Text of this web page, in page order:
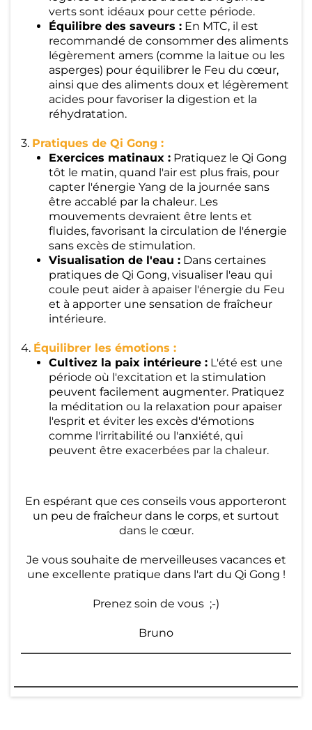
verts sont idéaux pour cette période.
Équilibre des saveurs : En MTC, il est
recommandé de consommer des aliments
légèrement amers (comme la laitue ou les
asperges) pour équilibrer le Feu du cœur,
ainsi que des aliments doux et légèrement
acides pour favoriser la digestion et la
réhydratation.
3. Pratiques de Qi Gong :
Exercices matinaux : Pratiquez le Qi Gong
tôt le matin, quand l'air est plus frais, pour
capter l'énergie Yang de la journée sans
être accablé par la chaleur. Les
mouvements devraient être lents et
fluides, favorisant la circulation de l'énergie
sans excès de stimulation.
Visualisation de l'eau : Dans certaines
pratiques de Qi Gong, visualiser l'eau qui
coule peut aider à apaiser l'énergie du Feu
et à apporter une sensation de fraîcheur
intérieure.
4. Équilibrer les émotions :
Cultivez la paix intérieure : L'été est une
période où l'excitation et la stimulation
peuvent facilement augmenter. Pratiquez
la méditation ou la relaxation pour apaiser
l'esprit et éviter les excès d'émotions
comme l'irritabilité ou l'anxiété, qui
peuvent être exacerbées par la chaleur.
En espérant que ces conseils vous apporteront
un peu de fraîcheur dans le corps, et surtout
dans le cœur.
Je vous souhaite de merveilleuses vacances et
une excellente pratique dans l'art du Qi Gong !
Prenez soin de vous ;-)
Bruno